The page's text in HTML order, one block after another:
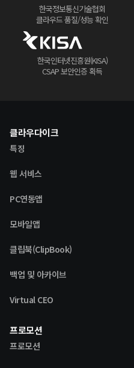
한국정보통신기술협회
클라우드 품질/성능 확인
한국인터넷진흥원(KISA)
CSAP 보안인증 획득
클라우다이크
특징
웹 서비스
PC연동앱
모바일앱
클립북(ClipBook)
백업 및 아카이브
Virtual CEO
프로모션
프로모션